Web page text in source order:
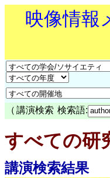
映像情報
（ 講演検索 検索語:
すべての研
講演検索結果